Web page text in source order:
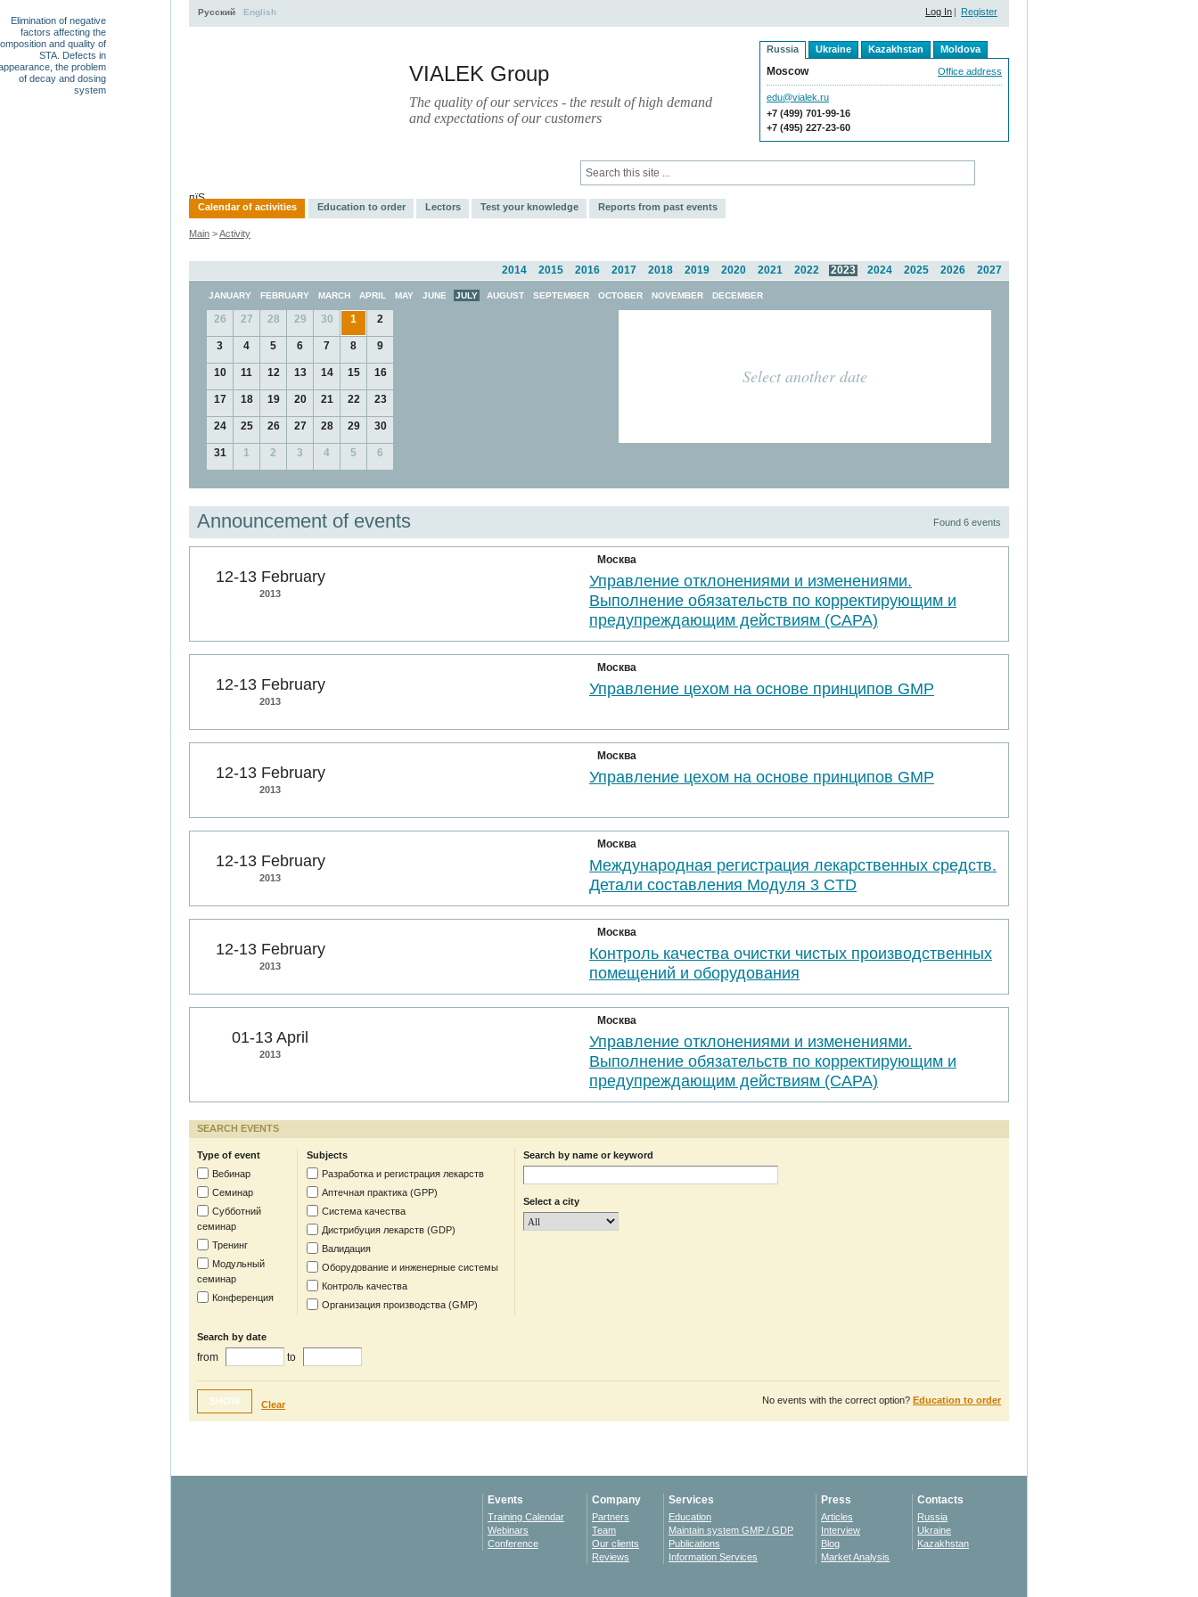
VIALEK Group
The quality of our services - the result of high demand
and expectations of our customers
Русский English Log In | Register
Russia
Moscow Office address
edu@vialek.ru
+7 (499) 701-99-16
+7 (495) 227-23-60
Ukraine Kazakhstan Moldova
Elimination of negative
factors affecting the
and quality of
STA. Defects in
the problem
of decay and dosing
system
пїЅ
Calendar of activities Education to order Lectors Test your knowledge Reports from past events
Main >Activity
2027
2026
2025
2024
2023
2022
2021
2020
2019
2018
2017
2016
2015
2014
JANUARY FEBRUARY MARCH APRIL MAY JUNE JULY AUGUST SEPTEMBER OCTOBER NOVEMBER DECEMBER
26 27 28 29 30 1 2
3 4 5 6 7 8 9
10 11 12 13 14 15 16
17 18 19 20 21 22 23
24 25 26 27 28 29 30
31 1 2 3 4 5 6
Select another date
Announcement of events Found 6 events
12-13 February
2013
Москва
Управление отклонениями и изменениями.
Выполнение обязательств по корректирующим и
предупреждающим действиям (САРА)
12-13 February
2013
Москва
Управление цехом на основе принципов GMP
12-13 February
2013
Москва
Управление цехом на основе принципов GMP
12-13 February
2013
Москва
Международная регистрация лекарственных средств.
Детали составления Модуля 3 CTD
12-13 February
2013
Москва
Контроль качества очистки чистых производственных
помещений и оборудования
01-13 April
2013
Москва
Управление отклонениями и изменениями.
Выполнение обязательств по корректирующим и
предупреждающим действиям (САРА)
SEARCH EVENTS
Type of event
Вебинар
Семинар
Субботний
семинар
Тренинг
Модульный
семинар
Конференция
Subjects
Разработка и регистрация лекарств
Аптечная практика (GPP)
Система качества
Дистрибуция лекарств (GDP)
Валидация
Оборудование и инженерные системы
Контроль качества
Организация производства (GMP)
Search by name or keyword
Select a city
Search by date
from to
SHOW Clear No events with the correct option? Education to order
Events
Training Calendar
Webinars
Conference
Company
Partners
Team
Our clients
Reviews
Services
Education
Maintain system GMP / GDP
Publications
Information Services
Press
Articles
Interview
Blog
Market Analysis
Contacts
Russia
Ukraine
Kazakhstan